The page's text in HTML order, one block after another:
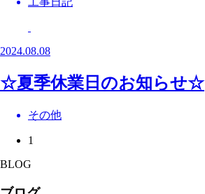
2024.08.08
☆夏季休業日のお知らせ☆
その他
1
BLOG